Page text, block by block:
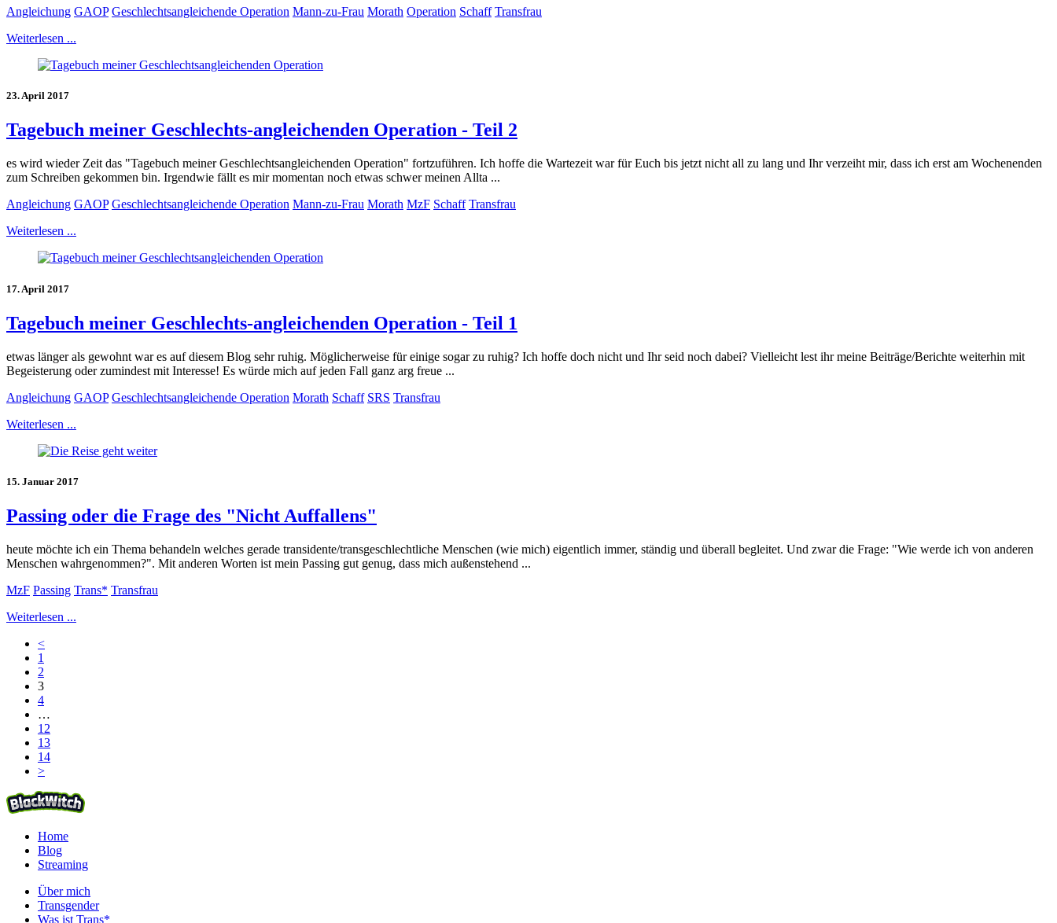
Angleichung GAOP Geschlechtsangleichende Operation Mann-zu-Frau Morath Operation Schaff Transfrau
Weiterlesen ...
23. April 2017
Tagebuch meiner Geschlechts-angleichenden Operation - Teil 2
es wird wieder Zeit das "Tagebuch meiner Geschlechtsangleichenden Operation" fortzuführen. Ich hoffe die Wartezeit war für Euch bis jetzt nicht all zu lang und Ihr verzeiht mir, dass ich erst am Wochenenden
zum Schreiben gekommen bin. Irgendwie fällt es mir momentan noch etwas schwer meinen Allta ...
Angleichung GAOP Geschlechtsangleichende Operation Mann-zu-Frau Morath MzF Schaff Transfrau
Weiterlesen ...
17. April 2017
Tagebuch meiner Geschlechts-angleichenden Operation - Teil 1
etwas länger als gewohnt war es auf diesem Blog sehr ruhig. Möglicherweise für einige sogar zu ruhig? Ich hoffe doch nicht und Ihr seid noch dabei? Vielleicht lest ihr meine Beiträge/Berichte weiterhin mit
Begeisterung oder zumindest mit Interesse! Es würde mich auf jeden Fall ganz arg freue ...
Angleichung GAOP Geschlechtsangleichende Operation Morath Schaff SRS Transfrau
Weiterlesen ...
15. Januar 2017
Passing oder die Frage des "Nicht Auffallens"
heute möchte ich ein Thema behandeln welches gerade transidente/transgeschlechtliche Menschen (wie mich) eigentlich immer, ständig und überall begleitet. Und zwar die Frage: "Wie werde ich von anderen
Menschen wahrgenommen?". Mit anderen Worten ist mein Passing gut genug, dass mich außenstehend ...
MzF Passing Trans* Transfrau
Weiterlesen ...
<
1
2
3
4
…
12
13
14
>
Home
Blog
Streaming
Über mich
Transgender
Was ist Trans*